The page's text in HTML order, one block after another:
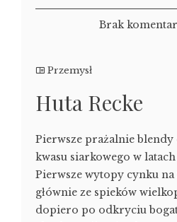
Brak
Przemysł
Huta Recke
Pierwsze prażalnie
kwasu siarkowego w latach
Pierwsze wytopy cynku
głównie ze spieków
dopiero po odkryciu